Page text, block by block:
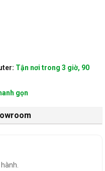
Tận nơi trong 3 giờ, 90
gọn